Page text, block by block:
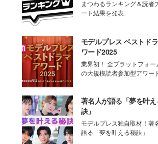
まつわるランキング＆読者
ート結果を発表
モデルプレス ベストド
ワード2025
業界初！ 全プラットフォー
の大規模読者参加型アワー
著名人が語る「夢を叶
訣」
モデルプレス独自取材！著
語る「夢を叶える秘訣」